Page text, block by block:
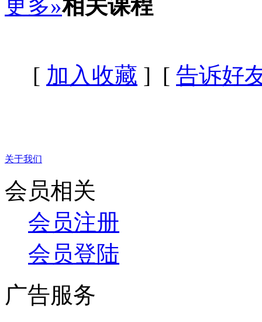
更多»相关课程
[ 加入收藏 ] [ 告诉好
关于我们
会员相关
会员注册
会员登陆
广告服务